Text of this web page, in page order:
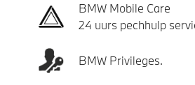
BMW Mobile Care
24 uurs pechhulp
BMW Privileges.